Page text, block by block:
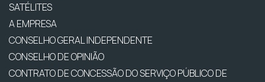
SATÉLITES
A EMPRESA
CONSELHO GERAL INDEPENDENTE
CONSELHO DE OPINIÃO
CONTRATO DE CONCESSÃO DO SERVIÇO PÚBLICO DE